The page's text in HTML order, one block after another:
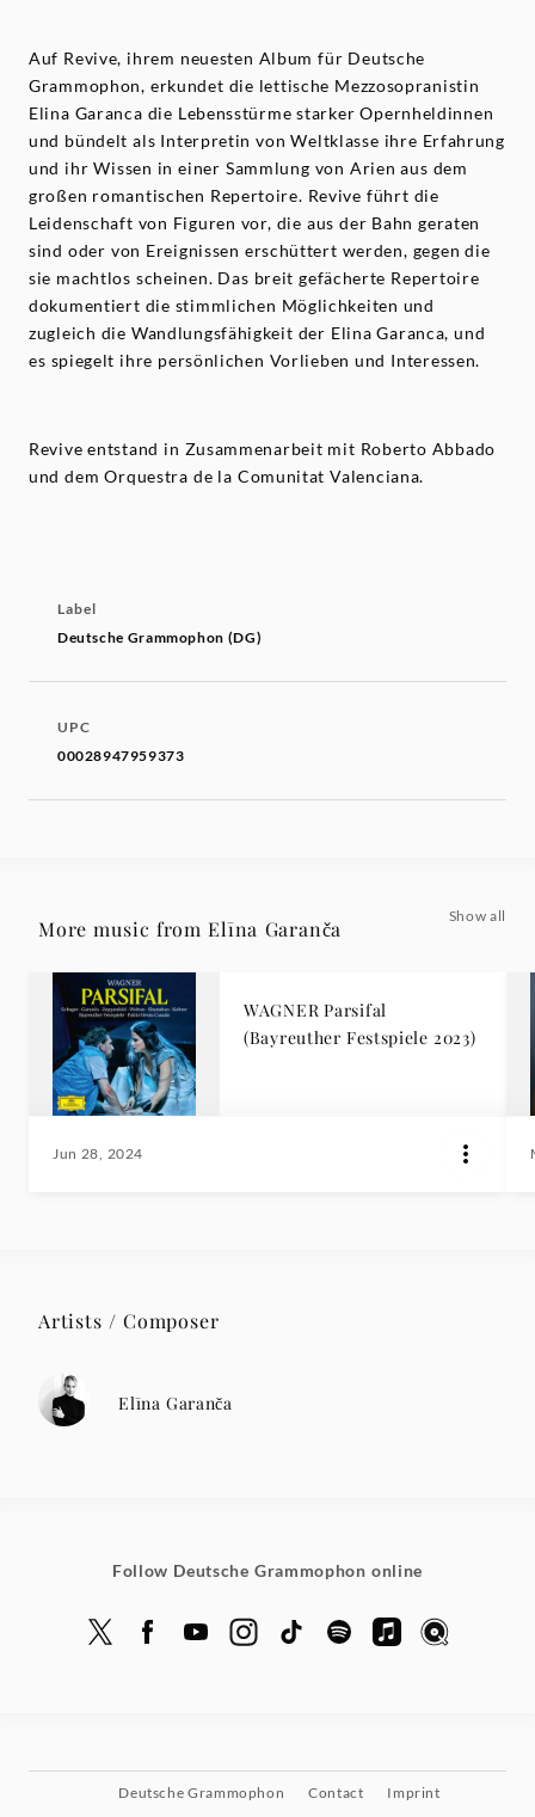
Auf Revive, ihrem neuesten Album für Deutsche
Grammophon, erkundet die lettische Mezzosopranistin
Elina Garanca die Lebensstürme starker Opernheldinnen
und bündelt als Interpretin von Weltklasse ihre Erfahrung
und ihr Wissen in einer Sammlung von Arien aus dem
großen romantischen Repertoire. Revive führt die
Leidenschaft von Figuren vor, die aus der Bahn geraten
sind oder von Ereignissen erschüttert werden, gegen die
sie machtlos scheinen. Das breit gefächerte Repertoire
dokumentiert die stimmlichen Möglichkeiten und
zugleich die Wandlungsfähigkeit der Elina Garanca, und
es spiegelt ihre persönlichen Vorlieben und Interessen.
Revive entstand in Zusammenarbeit mit Roberto Abbado
und dem Orquestra de la Comunitat Valenciana.
Label
Deutsche Grammophon (DG)
UPC
00028947959373
More music from Elīna Garanča
Show all
WAGNER Parsifal
(Bayreuther Festspiele 2023)
Jun 28, 2024
Artists / Composer
Elīna Garanča
Follow Deutsche Grammophon online
Deutsche Grammophon Contact Imprint